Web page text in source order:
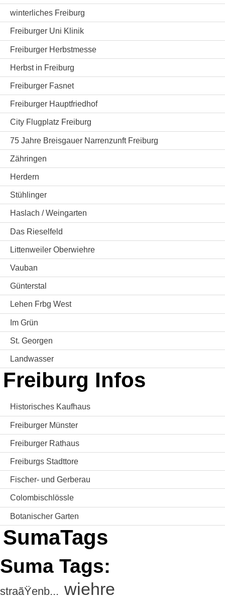
winterliches Freiburg
Freiburger Uni Klinik
Freiburger Herbstmesse
Herbst in Freiburg
Freiburger Fasnet
Freiburger Hauptfriedhof
City Flugplatz Freiburg
75 Jahre Breisgauer Narrenzunft Freiburg
Zähringen
Herdern
Stühlinger
Haslach / Weingarten
Das Rieselfeld
Littenweiler Oberwiehre
Vauban
Günterstal
Lehen Frbg West
Im Grün
St. Georgen
Landwasser
Freiburg Infos
Historisches Kaufhaus
Freiburger Münster
Freiburger Rathaus
Freiburgs Stadttore
Fischer- und Gerberau
Colombischlössle
Botanischer Garten
SumaTags
Suma Tags:
straãŸenb... wiehre